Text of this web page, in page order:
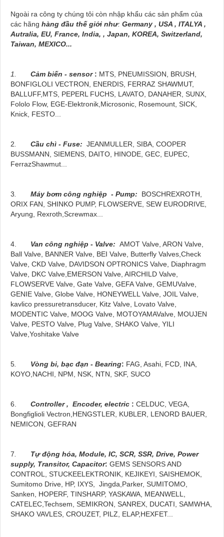
Ngoài ra công ty chúng tôi còn nhập khẩu các sản phẩm của
các hãng hàng đầu thế giới như: Germany , USA , ITALYA ,
Autralia, EU, France, India, , Japan, KOREA, Switzerland,
Taiwan, MEXICO...
1. Cảm biến - sensor: MTS, PNEUMISSION, BRUSH,
BONFIGLOLI VECTRON, ENERDIS, FERRAZ SHAWMUT,
BALLUFF,MTS, PEPERL FUCHS, LAVATO, DANAHER, SUNX,
Fololo Flow, EGE-Elektronik,Microsonic, Rosemount, SICK,
Knick, FESTO...
2. Cầu chì - Fuse: JEANMULLER, SIBA, COOPER
BUSSMANN, SIEMENS, DAITO, HINODE, GEC, EUPEC,
FerrazShawmut...
3. Máy bơm công nghiệp - Pump: BOSCHREXROTH,
ORIX FAN, SHINKO PUMP, FLOWSERVE, SEW EURODRIVE,
Aryung, Rexroth,Screwmax...
4. Van công nghiệp - Valve: AMOT Valve, ARON Valve,
Ball Valve, BANNER Valve, BEI Valve, Butterfly Valves,Check
Valve, CKD Valve, DAVIDSON OPTRONICS Valve, Diaphragm
Valve, DKC Valve,EMERSON Valve, AIRCHILD Valve,
FLOWSERVE Valve, Gate Valve, GEFA Valve, GEMUValve,
GENIE Valve, Globe Valve, HONEYWELL Valve, JOIL Valve,
kavlico pressuretransducer, Kitz Valve, Lovato Valve,
MODENTIC Valve, MOOG Valve, MOTOYAMAValve, MOUJEN
Valve, PESTO Valve, Plug Valve, SHAKO Valve, YILI
Valve,Yoshitake Valve
5. Vòng bi, bạc đạn - Bearing: FAG, Asahi, FCD, INA,
KOYO,NACHI, NPM, NSK, NTN, SKF, SUCO
6. Controller , Encoder, electric : CELDUC, VEGA,
Bongfiglioli Vectron,HENGSTLER, KUBLER, LENORD BAUER,
NEMICON, GEFRAN
7. Tự động hóa, Module, IC, SCR, SSR, Drive, Power
supply, Transitor, Capacitor: GEMS SENSORS AND
CONTROL, STUCKEELEKTRONIK, KEJIKEYI, SAISHEMOK,
Sumitomo Drive, HP, IXYS, Jingda,Parker, SUMITOMO,
Sanken, HOPERF, TINSHARP, YASKAWA, MEANWELL,
CATELEC,Techsem, SEMIKRON, SANREX, DUCATI, SAMWHA,
SHAKO VAVLES, CROUZET, PILZ, ELAP,HEXFET...